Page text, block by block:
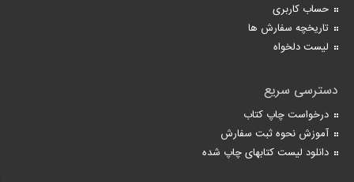
حساب کاربری
تاریخچه سفارش ها
لیست دلخواه
دسترسی سریع
درخواست چاپ کتاب
آموزش نحوه ثبت سفارش
دانلود لیست کتابهای چاپ شده